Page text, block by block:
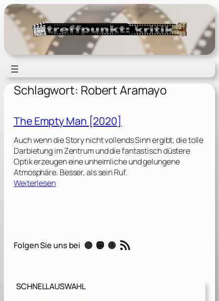
Zum
Inhalt
springen
Schlagwort: Robert Aramayo
The Empty Man [2020]
Auch wenn die Story nicht vollends Sinn ergibt, die tolle
Darbietung im Zentrum und die fantastisch düstere
Optik erzeugen eine unheimliche und gelungene
Atmosphäre. Besser, als sein Ruf.
Weiterlesen:
p
a
Folgen Sie uns bei Instagram Mastodon Threads RSS-Feed
SCHNELLAUSWAHL